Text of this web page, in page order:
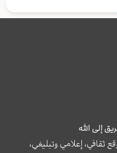
إلى الله
ثقافي، إعلامي وتبليغي،